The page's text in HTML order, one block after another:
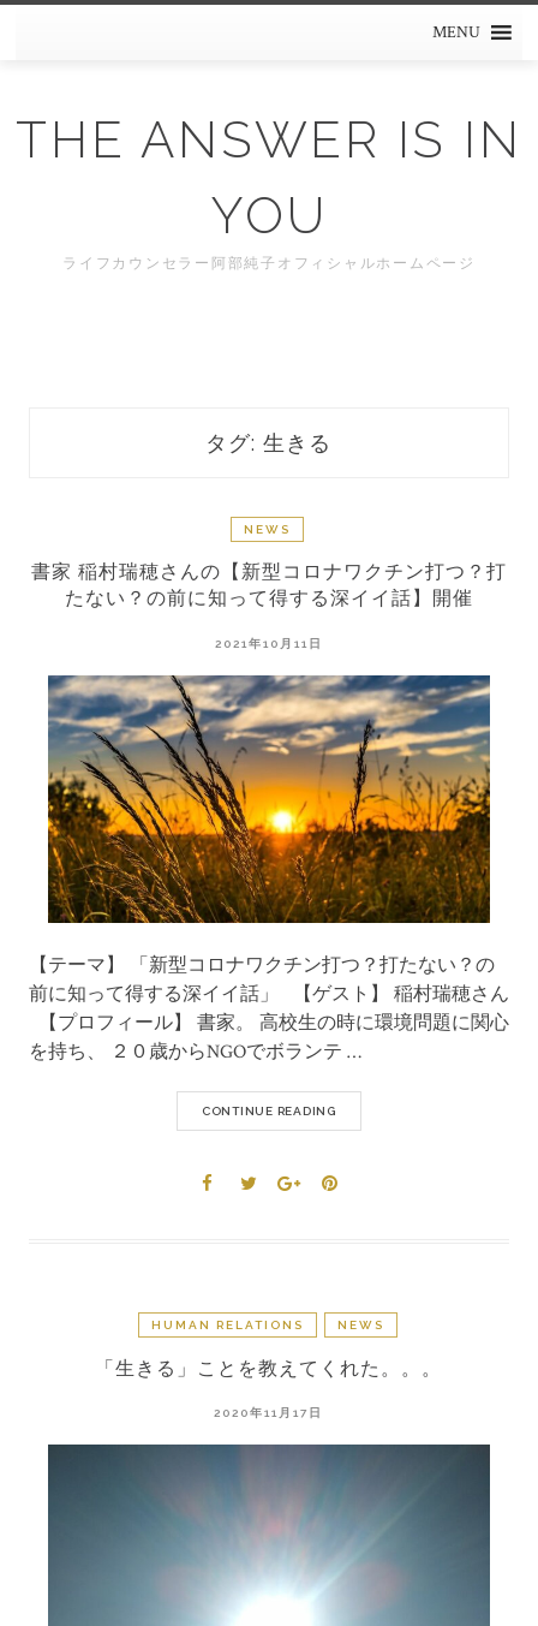
MENU
THE ANSWER IS IN
YOU
ライフカウンセラー阿部純子オフィシャルホームページ
タグ: 生きる
NEWS
書家 稲村瑞穂さんの【新型コロナワクチン打つ？打
たない？の前に知って得する深イイ話】開催
2021年10月11日
【テーマ】 「新型コロナワクチン打つ？打たない？の
前に知って得する深イイ話」 【ゲスト】 稲村瑞穂さん
【プロフィール】 書家。 高校生の時に環境問題に関心
を持ち、 ２０歳からNGOでボランテ …
CONTINUE READING
HUMAN RELATIONS NEWS
「生きる」ことを教えてくれた。。。
2020年11月17日